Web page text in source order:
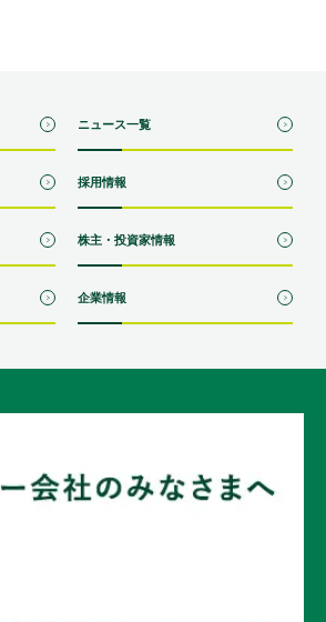
ニュース一覧
採用情報
株主・投資家情報
企業情報